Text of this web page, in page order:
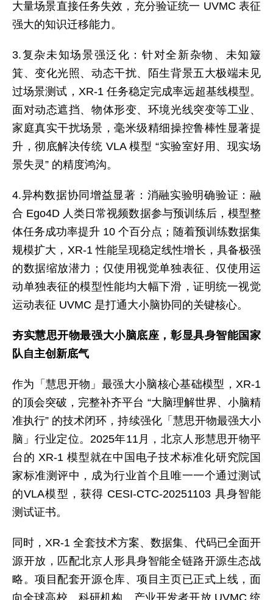
大量场景直接任务失效，充分验证统一 UVMC 表征
强大的知识迁移能力。
3.复杂未知场景强泛化：针对全新杂物、未知簸
箕、变化光照、动态干扰、陌生背景五大极端未见
过场景测试，XR-1 任务稳定完成率远超基线模型。
面对动态遮挡、物体形变、环境光线突变等工业、
家庭真实干扰场景，毫米级精细操控鲁棒性显著提
升，彻底解决传统 VLA 模型 “实验室好用、现实场
景失灵” 的精度鸿沟。
4.异构数据协同增益显著：消融实验明确验证：融
合 Ego4D 人类日常视频数据参与预训练后，模型整
体任务成功率提升 10 个百分点；随着预训练数据集
规模扩大，XR-1 性能呈现稳定线性增长，具备极强
的数据缩放潜力；仅使用视觉单独表征、仅使用运
动单独表征的模型性能均大幅下滑，证明统一视觉
运动表征 UVMC 是打通大小脑协同的关键核心。
夯实慧思开物最强大小脑底座，彰显具身智能国家
队自主创新底气
作为「慧思开物」最强大小脑核心基础模型，XR-1
的顶会突破，完整补齐平台 “大脑理解世界、小脑精
准执行” 的技术闭环，持续强化「慧思开物最强大小
脑」行业定位。2025年11月，北京人形慧思开物平
台的 XR-1 模型就在中国电子技术标准化研究院国
家标准测评中，成为行业首个且唯一一个通过测试
的VLA模型，获得 CESI-CTC-20251103 具身智能
测试证书。
同时，XR-1 全套技术方案、数据集、代码已全面开
源开放，匹配北京人形具身智能全链路开源生态战
略。项目配套开源仓库、项目主页已正式上线，面
向全球高校、科研机构、产业开发者开放 UVMC 统